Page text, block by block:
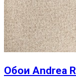
Обои Andrea